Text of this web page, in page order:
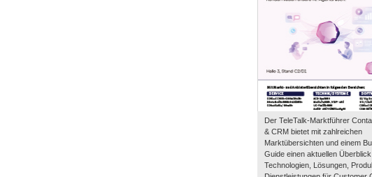
Der TeleTalk-Marktführer
& CRM bietet mit zahlreichen
Marktübersichten und einem
Guide einen aktuellen
Technologien, Lösungen,